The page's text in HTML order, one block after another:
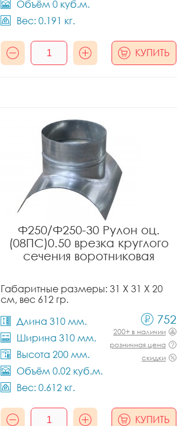
Объём 0 куб.м.
Вес: 0.191 кг.
КУПИТЬ
Ф250/Ф250-30 Рулон оц.
(08ПС)0.50 врезка круглого
сечения воротниковая
Габаритные размеры: 31 X 31 X 20
см, вес 612 гр.
Длина 310 мм.
Ширина 310 мм.
Высота 200 мм.
Объём 0.02 куб.м.
Вес: 0.612 кг.
752
200+ в наличии
розничная цена
скидки
КУПИТЬ